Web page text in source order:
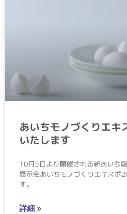
あいちモノづくりエキ
いたします
10月5日より開催される新あいち
展示会あいちモノづくりエキスポ
す。
詳細 »